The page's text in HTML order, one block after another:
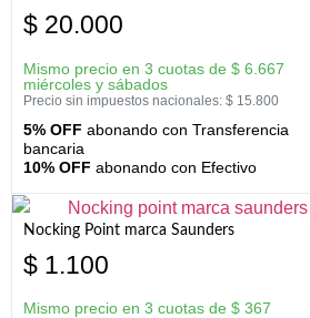
$ 20.000
Mismo precio en 3 cuotas de $ 6.667
miércoles y sábados
Precio sin impuestos nacionales: $ 15.800
5% OFF abonando con Transferencia
bancaria
10% OFF abonando con Efectivo
Nocking Point marca Saunders
$ 1.100
Mismo precio en 3 cuotas de $ 367